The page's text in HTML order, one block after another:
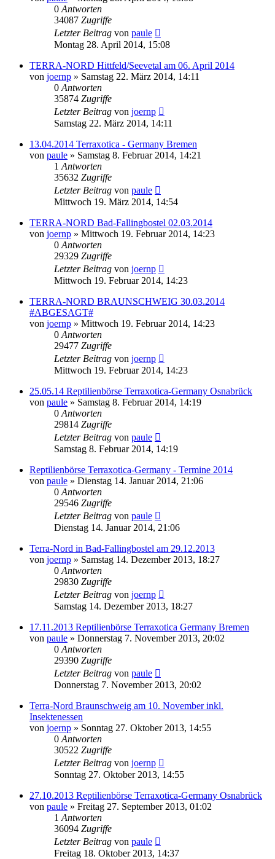
0 Antworten
34087 Zugriffe
Letzter Beitrag von paule
Montag 28. April 2014, 15:08
TERRA-NORD Hittfeld/Seevetal am 06. April 2014
von joernp » Samstag 22. März 2014, 14:11
0 Antworten
35874 Zugriffe
Letzter Beitrag von joernp
Samstag 22. März 2014, 14:11
13.04.2014 Terraxotica - Germany Bremen
von paule » Samstag 8. Februar 2014, 14:21
1 Antworten
35632 Zugriffe
Letzter Beitrag von paule
Mittwoch 19. März 2014, 14:54
TERRA-NORD Bad-Fallingbostel 02.03.2014
von joernp » Mittwoch 19. Februar 2014, 14:23
0 Antworten
29329 Zugriffe
Letzter Beitrag von joernp
Mittwoch 19. Februar 2014, 14:23
TERRA-NORD BRAUNSCHWEIG 30.03.2014
#ABGESAGT#
von joernp » Mittwoch 19. Februar 2014, 14:23
0 Antworten
29477 Zugriffe
Letzter Beitrag von joernp
Mittwoch 19. Februar 2014, 14:23
25.05.14 Reptilienbörse Terraxotica-Germany Osnabrück
von paule » Samstag 8. Februar 2014, 14:19
0 Antworten
29814 Zugriffe
Letzter Beitrag von paule
Samstag 8. Februar 2014, 14:19
Reptilienbörse Terraxotica-Germany - Termine 2014
von paule » Dienstag 14. Januar 2014, 21:06
0 Antworten
29546 Zugriffe
Letzter Beitrag von paule
Dienstag 14. Januar 2014, 21:06
Terra-Nord in Bad-Fallingbostel am 29.12.2013
von joernp » Samstag 14. Dezember 2013, 18:27
0 Antworten
29830 Zugriffe
Letzter Beitrag von joernp
Samstag 14. Dezember 2013, 18:27
17.11.2013 Reptilienbörse Terraxotica Germany Bremen
von paule » Donnerstag 7. November 2013, 20:02
0 Antworten
29390 Zugriffe
Letzter Beitrag von paule
Donnerstag 7. November 2013, 20:02
Terra-Nord Braunschweig am 10. November inkl.
Insektenessen
von joernp » Sonntag 27. Oktober 2013, 14:55
0 Antworten
30522 Zugriffe
Letzter Beitrag von joernp
Sonntag 27. Oktober 2013, 14:55
27.10.2013 Reptilienbörse Terraxotica-Germany Osnabrück
von paule » Freitag 27. September 2013, 01:02
1 Antworten
36094 Zugriffe
Letzter Beitrag von paule
Freitag 18. Oktober 2013, 14:37